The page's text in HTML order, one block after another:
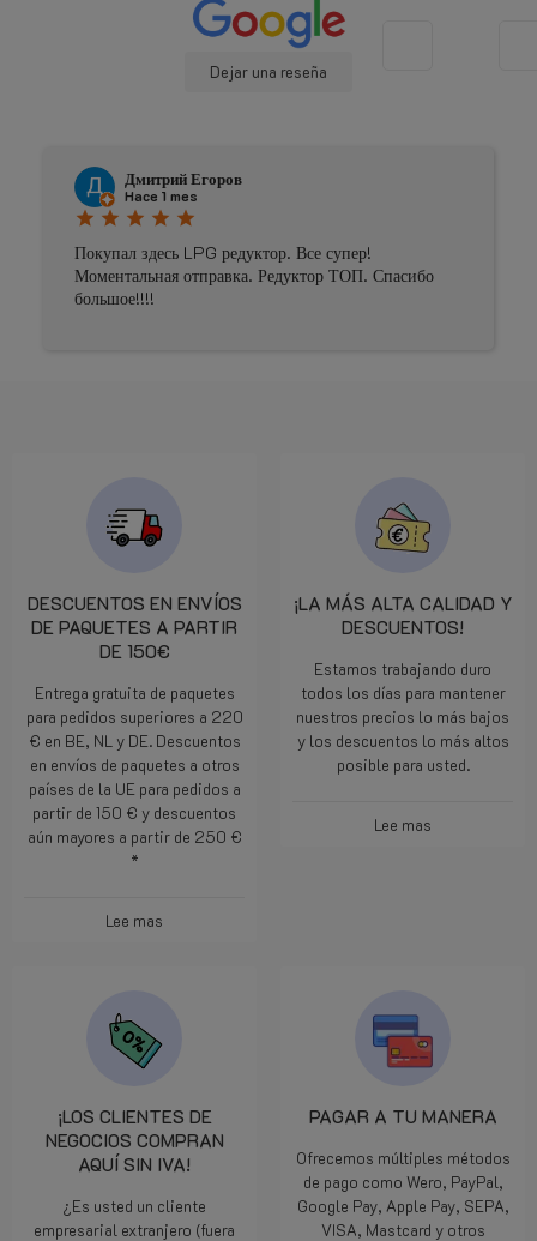
Dejar una reseña
Все супер!
Редуктор ТОП. Спасибо
Prima geholpen
DESCUENTOS EN ENVÍOS
DE PAQUETES A PARTIR
DE 150€
Entrega gratuita de paquetes
para pedidos superiores a 220
€ en BE, NL y DE. Descuentos
en envíos de paquetes a otros
países de la UE para pedidos a
partir de 150 € y descuentos
aún mayores a partir de 250 €
*
Lee mas
¡LA MÁS ALTA CALIDAD Y
DESCUENTOS!
Estamos trabajando duro
todos los días para mantener
nuestros precios lo más bajos
y los descuentos lo más altos
posible para usted.
Lee mas
¡LOS CLIENTES DE
NEGOCIOS COMPRAN
AQUÍ SIN IVA!
¿Es usted un cliente
empresarial extranjero (fuera
PAGAR A TU MANERA
Ofrecemos múltiples métodos
de pago como Wero, PayPal,
Google Pay, Apple Pay, SEPA,
VISA, Mastcard y otros